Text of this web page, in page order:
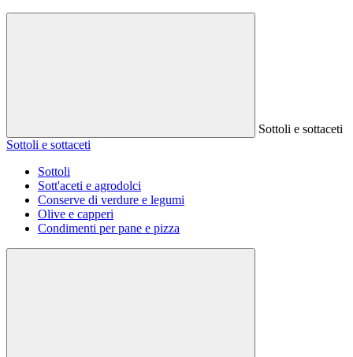
Sottoli e sottaceti
Sottoli e sottaceti
Sottoli
Sott'aceti e agrodolci
Conserve di verdure e legumi
Olive e capperi
Condimenti per pane e pizza